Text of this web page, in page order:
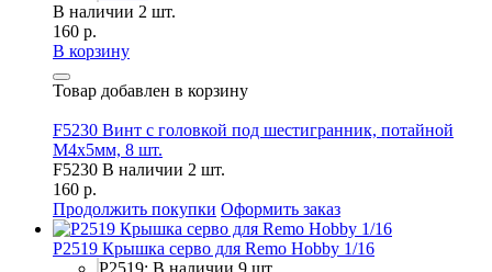
В наличии 2 шт.
160 р.
В корзину
Товар добавлен в корзину
F5230 Винт с головкой под шестигранник, потайной
М4х5мм, 8 шт.
F5230 В наличии 2 шт.
160 р.
Продолжить покупки Оформить заказ
P2519 Крышка серво для Remo Hobby 1/16
P2519: В наличии 9 шт.